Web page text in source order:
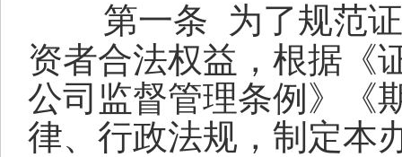
第一条
为了规范
资者合法权益，根据《
公司监督管理条例》《
律、行政法规，制定本